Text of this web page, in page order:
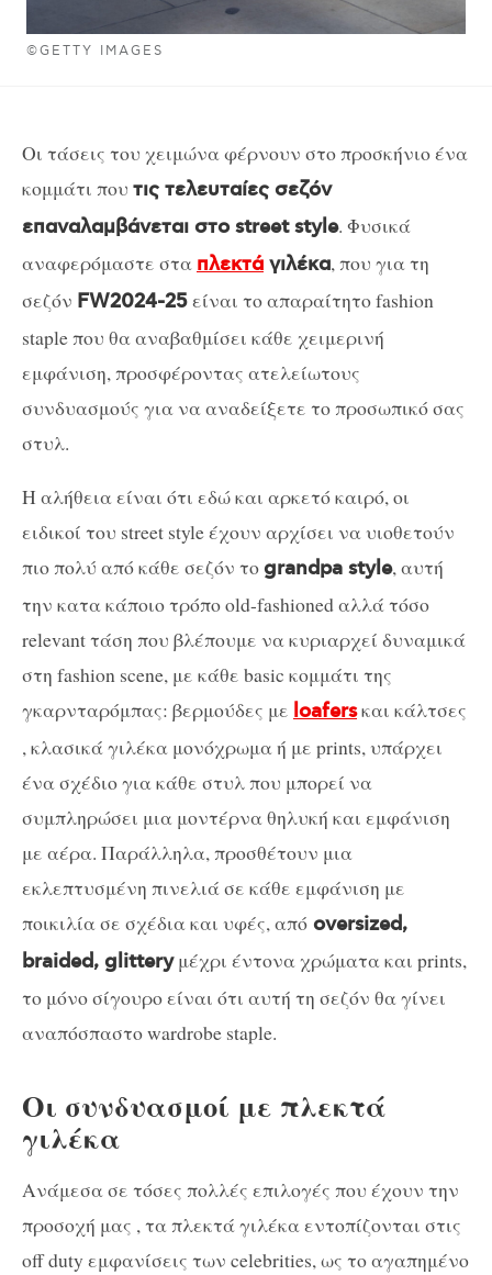
©GETTY IMAGES
Οι τάσεις του χειμώνα φέρνουν στο προσκήνιο ένα
κομμάτι που τις τελευταίες σεζόν
επαναλαμβάνεται στο street style. Φυσικά
αναφερόμαστε στα πλεκτά γιλέκα, που για τη
σεζόν FW2024-25είναι το απαραίτητο fashion
staple που θα αναβαθμίσει κάθε χειμερινή
εμφάνιση, προσφέροντας ατελείωτους
συνδυασμούς για να αναδείξετε το προσωπικό σας
στυλ.
Η αλήθεια είναι ότι εδώ και αρκετό καιρό, οι
ειδικοί του street style έχουν αρχίσει να υιοθετούν
πιο πολύ από κάθε σεζόν τοgrandpa style, αυτή
την κατα κάποιο τρόπο old-fashioned αλλά τόσο
relevant τάση που βλέπουμε να κυριαρχεί δυναμικά
στη fashion scene, με κάθε basic κομμάτι της
γκαρνταρόμπας: βερμούδες με loafersκαι κάλτσες
, κλασικά γιλέκα μονόχρωμα ή με prints, υπάρχει
ένα σχέδιο για κάθε στυλ που μπορεί να
συμπληρώσει μια μοντέρνα θηλυκή και εμφάνιση
με αέρα. Παράλληλα, προσθέτουν μια
εκλεπτυσμένη πινελιά σε κάθε εμφάνιση με
ποικιλία σε σχέδια και υφές, από oversized,
braided, glitteryμέχρι έντονα χρώματα και prints,
το μόνο σίγουρο είναι ότι αυτή τη σεζόν θα γίνει
αναπόσπαστο wardrobe staple.
Οι συνδυασμοί με πλεκτά
γιλέκα
Ανάμεσα σε τόσες πολλές επιλογές που έχουν την
προσοχή μας , τα πλεκτά γιλέκα εντοπίζονται στις
off duty εμφανίσεις των celebrities, ως το αγαπημένο